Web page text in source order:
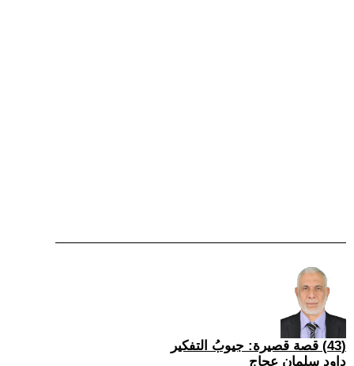
(43) قصة قصيرة: جيوبُ التفكير
داود سلمان عجاج